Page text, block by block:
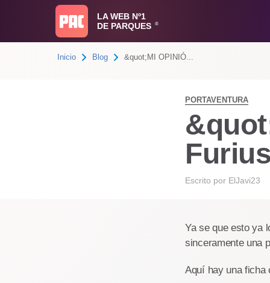
LA WEB Nº1
DE PARQUES
®
Inicio Blog &quot;MI OPINIÓ...
PORTAVENTURA
Escrito por ElJavi23
Ya se que esto ya
sinceramente una
Aquí hay una ficha